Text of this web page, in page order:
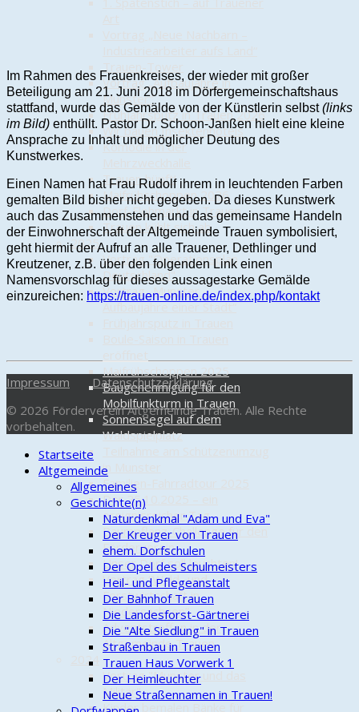
Trauen-Tower
Vortrag „Aufbaujahre in
Munster“
Frühjahrsputz in Trauen 2026
Wir bauen Insektenhotels
Komödie in der
Trauen hüpft!
Maifrühschoppen 2026
Dorf-Flohmarkt in Trauen
Trauen kühlt sich ab
2025
Vortrag "Operationsplan
Deutschland"
Vortrag „Munster –
Aufbaujahre einer Stadt“
Maifrühschoppen 2025
Baugenehmigung für den
Mobilfunkturm in Trauen
Sonnensegel auf dem
Waldspielplatz
in Munster
Familien-Fahrradtour 2025
Der 25.10.2025 – ein
ereignisreicher Tag
Baumpflanz-Challenge für den
Förderverein
Unser Dorf soll leuchten!
Vortrag “Wald- und
Forstwirtschaft in
Niedersachsen”
Adventstreffen in der
Altgemeinde Trauen
2024
Vortrag "Munster und das
Militär"
Kinder bemalen Bänke für
Im Rahmen des Frauenkreises, der wieder mit großer
Beteiligung am 21. Juni 2018 im Dörfergemeinschaftshaus
stattfand, wurde das Gemälde von der Künstlerin selbst(links
im Bild) enthüllt. Pastor Dr. Schoon-Janßen hielt eine kleine
Ansprache zu Inhalt und möglicher Deutung des
Kunstwerkes.
Einen Namen hat Frau Rudolf ihrem in leuchtenden Farben
gemalten Bild bisher nicht gegeben. Da dieses Kunstwerk
auch das Zusammenstehen und das gemeinsame Handeln
der Einwohnerschaft der Altgemeinde Trauen symbolisiert,
geht hiermit der Aufruf an alle Trauener, Dethlinger und
Kreutzener, z.B. über den folgenden Link einen
Namensvorschlag für dieses aussagestarke Gemälde
einzureichen: https://trauen-online.de/index.php/kontakt
Impressum
Datenschutzerklärung
© 2026 Förderverein Altgemeinde Trauen. Alle Rechte
vorbehalten.
Startseite
Altgemeinde
Allgemeines
Geschichte(n)
Naturdenkmal "Adam und Eva"
Der Kreuger von Trauen
ehem. Dorfschulen
Der Opel des Schulmeisters
Heil- und Pflegeanstalt
Der Bahnhof Trauen
Die Landesforst-Gärtnerei
Die "Alte Siedlung" in Trauen
Straßenbau in Trauen
Trauen Haus Vorwerk 1
Der Heimleuchter
Neue Straßennamen in Trauen!